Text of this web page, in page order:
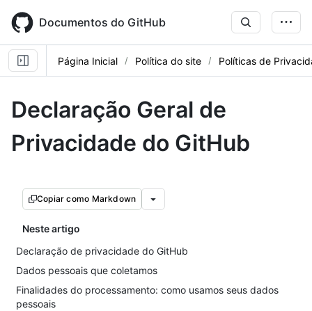
main
content
Documentos do GitHub
Página Inicial Política do site Políticas de
Declaração Geral de
Privacidade do GitHub
Copiar como Markdown
Neste artigo
Declaração de privacidade do GitHub
Dados pessoais que coletamos
Finalidades do processamento: como usamos seus dados
pessoais